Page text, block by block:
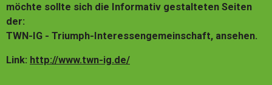
möchte sollte sich die Informativ gestalteten Seiten
der:
TWN-IG - Triumph-Interessengemeinschaft, ansehen.
Link: http://www.twn-ig.de/